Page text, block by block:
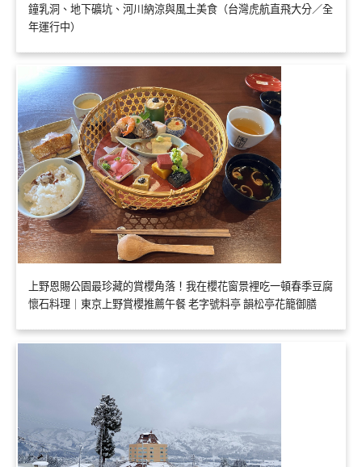
鐘乳洞、地下礦坑、河川納涼與風土美食（台灣虎航直飛大分／全
年運行中）
上野恩賜公園最珍藏的賞櫻角落！我在櫻花窗景裡吃一頓春季豆腐
懷石料理｜東京上野賞櫻推薦午餐 老字號料亭 韻松亭花籠御膳